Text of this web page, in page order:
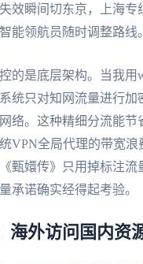
效瞬间切东京，上海专
能领航员随时调整路线。
的是底层架构。当我用
统只对知网流量进行加
络。这种精细分流能节
VPN全局代理的带宽浪
甄嬛传》只用掉标注流
承诺确实经得起考验。
海外访问国内资